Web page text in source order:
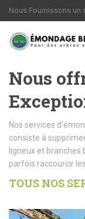
Nous Fournissons un
Nous
Nos services
consiste à
ligneux et branches
parfois raccourcir
TOUS NOS